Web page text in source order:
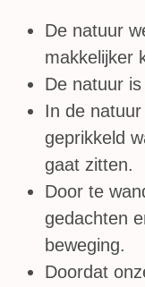
De natuur
makkelijker
De natuur
In de
geprikkeld
gaat zitten.
Door te
gedachten
beweging.
Doordat